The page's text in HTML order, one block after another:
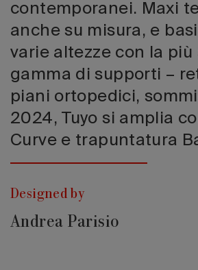
contemporanei. Maxi
anche su misura, e
varie altezze con la più
gamma di supporti –
piani ortopedici,
2024, Tuyo si amplia
Curve e trapuntatura
Designed by
Andrea Parisio